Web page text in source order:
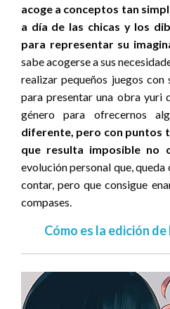
acoge a conceptos tan
a día de las chicas y los
para representar su
sabe acogerse a sus
realizar pequeños juegos con
para presentar una obra yuri
género para ofrecernos
diferente, pero con puntos
que resulta imposible no
evolución personal que,
contar, pero que consigue
compases.
Cómo es la edición